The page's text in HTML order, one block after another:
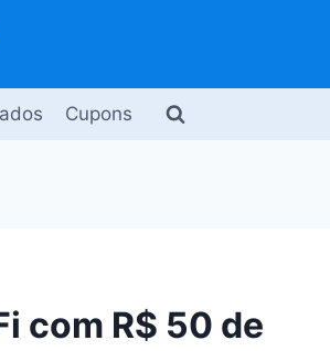
Cupons
com R$ 50 de